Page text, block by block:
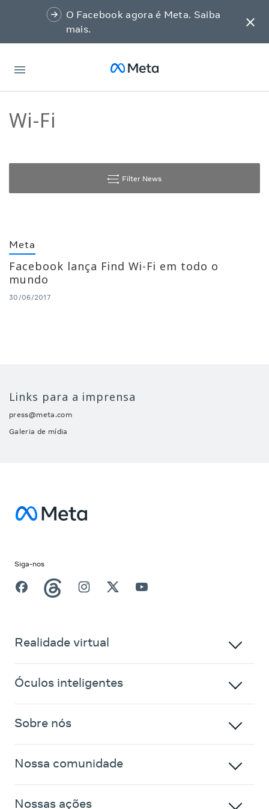
O Facebook agora é Meta. Saiba
mais.
Meta
Wi-Fi
Filter News
Meta
Facebook lança Find Wi-Fi em todo o
mundo
30/06/2017
Links para a imprensa
press@meta.com
Galeria de mídia
Facebook
Realidade virtual
Óculos inteligentes
Sobre nós
Nossa comunidade
Nossas ações
Siga-nos